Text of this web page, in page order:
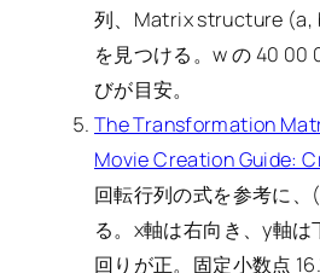
列、Matrix structure (a,
を見つける。w の 40 00
びが目安。
The Transformation
Movie Creation Guide:
回転行列の式を参考に、
る。x軸は右向き、y軸
回りが正。固定小数点